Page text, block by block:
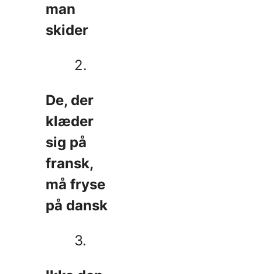
man
skider
2.
De, der
klæder
sig på
fransk,
må fryse
på dansk
3.